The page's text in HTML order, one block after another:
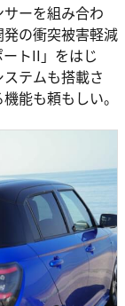
ーを組み合わ
の衝突被害軽減
トII」をはじ
テムも搭載さ
能も頼もしい。